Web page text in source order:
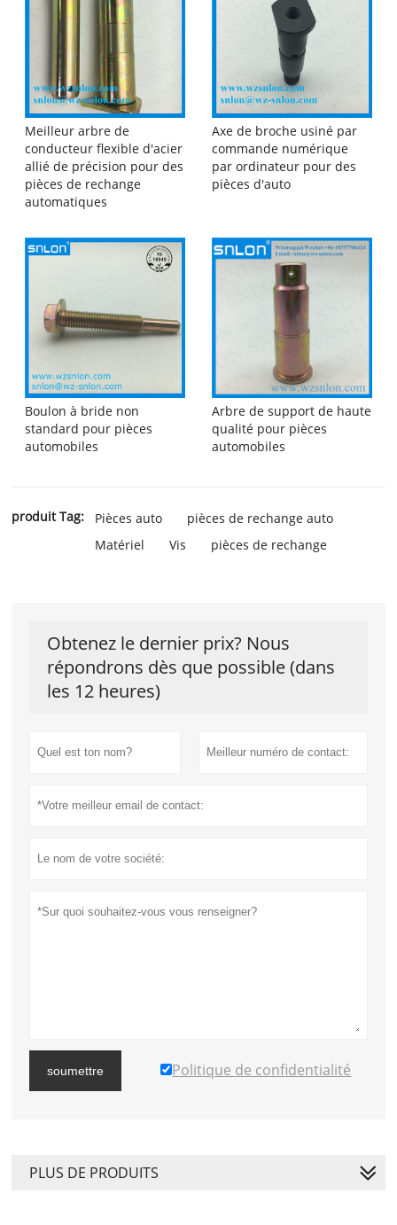
Meilleur arbre de
conducteur flexible d'acier
allié de précision pour des
pièces de rechange
automatiques
Axe de broche usiné par
commande numérique
par ordinateur pour des
pièces d'auto
Boulon à bride non
standard pour pièces
automobiles
Arbre de support de haute
qualité pour pièces
automobiles
produit Tag: Pièces auto
pièces de rechange auto
Matériel
Vis pièces de rechange
Obtenez le dernier prix? Nous
répondrons dès que possible (dans
les 12 heures)
soumettre Politique de confidentialité
PLUS DE PRODUITS